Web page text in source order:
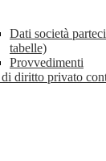
Dati società
tabelle)
Provvedimenti
diritto privato